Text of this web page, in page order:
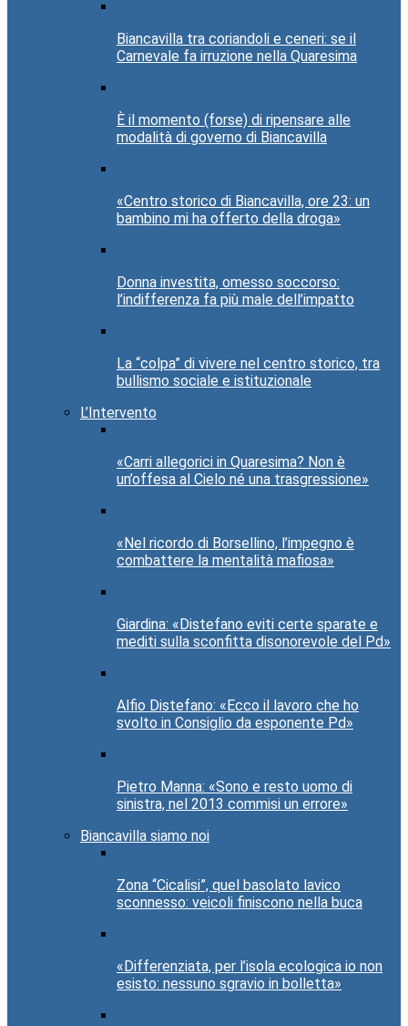
Biancavilla tra coriandoli e ceneri: se il
Carnevale fa irruzione nella Quaresima
È il momento (forse) di ripensare alle
modalità di governo di Biancavilla
«Centro storico di Biancavilla, ore 23: un
bambino mi ha offerto della droga»
Donna investita, omesso soccorso:
l’indifferenza fa più male dell’impatto
La “colpa” di vivere nel centro storico, tra
bullismo sociale e istituzionale
L’Intervento
«Carri allegorici in Quaresima? Non è
un’offesa al Cielo né una trasgressione»
«Nel ricordo di Borsellino, l’impegno è
combattere la mentalità mafiosa»
Giardina: «Distefano eviti certe sparate e
mediti sulla sconfitta disonorevole del Pd»
Alfio Distefano: «Ecco il lavoro che ho
svolto in Consiglio da esponente Pd»
Pietro Manna: «Sono e resto uomo di
sinistra, nel 2013 commisi un errore»
Biancavilla siamo noi
Zona “Cicalisi”, quel basolato lavico
sconnesso: veicoli finiscono nella buca
«Differenziata, per l’isola ecologica io non
esisto: nessuno sgravio in bolletta»